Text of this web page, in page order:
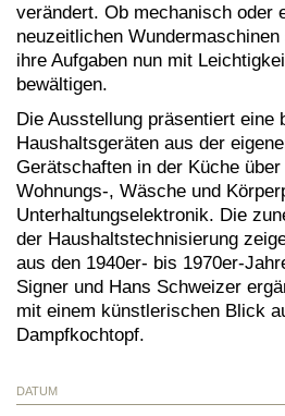
verändert. Ob mechanisch oder
neuzeitlichen
ihre Aufgaben nun mit
bewältigen.
Die Ausstellung präsentiert eine
Haushaltsgeräten aus der
Gerätschaften in der Küche
Wohnungs-, Wäsche und
Unterhaltungselektronik. Die
der Haushaltstechnisierung
aus den 1940er- bis 1970er-
Signer und Hans Schweizer
mit einem künstlerischen Blick
Dampfkochtopf.
DATUM